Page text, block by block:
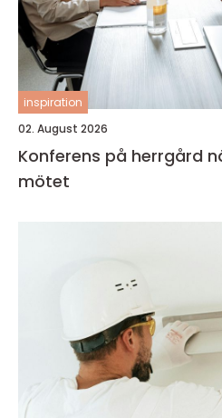
inspiration
02. August 2026
Konferens på herrgård när miljön lyfter
mötet